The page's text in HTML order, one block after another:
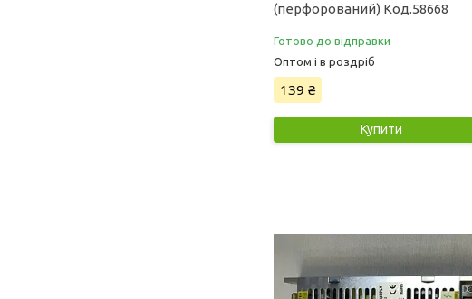
(перфорований) Код.58668
Готово до відправки
Оптом і в роздріб
139 ₴
Купити